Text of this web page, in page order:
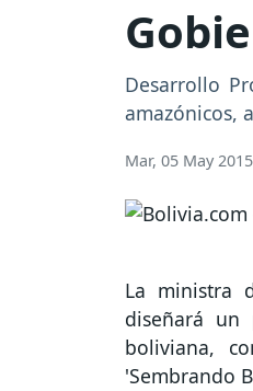
Desarrollo
amazónicos,
Mar, 05 May
La ministra
diseñará un
boliviana,
'Sembrando